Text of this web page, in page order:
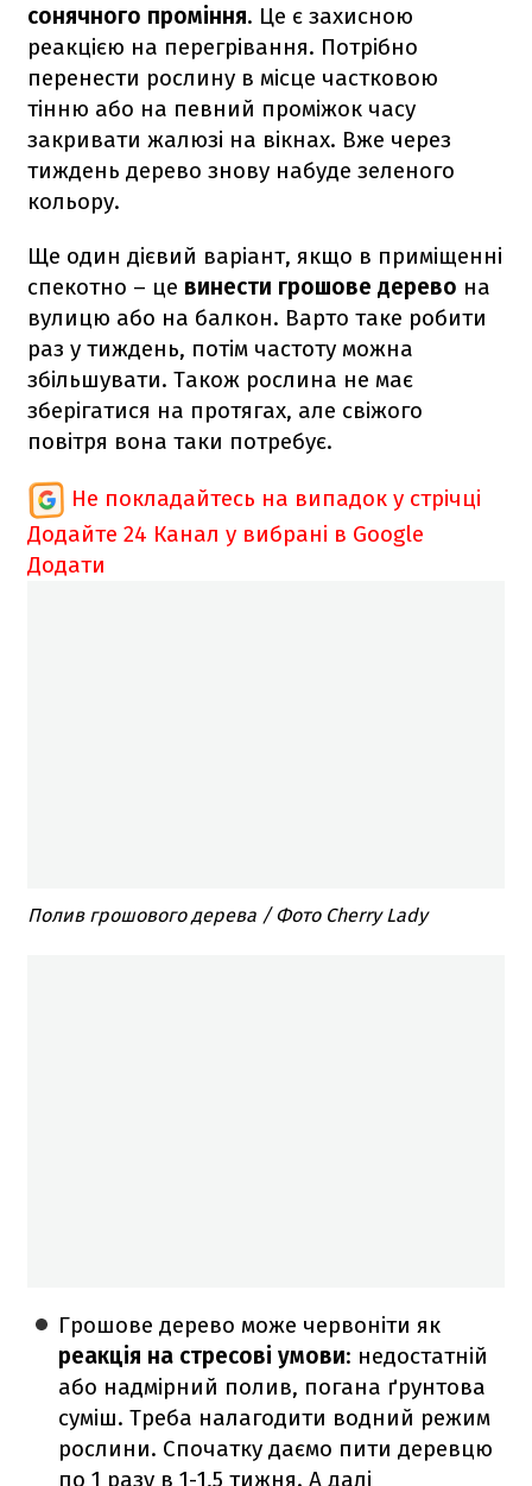
сонячного проміння. Це є захисною
реакцією на перегрівання. Потрібно
перенести рослину в місце частковою
тінню або на певний проміжок часу
закривати жалюзі на вікнах. Вже через
тиждень дерево знову набуде зеленого
кольору.
Ще один дієвий варіант, якщо в приміщенні
спекотно – це винести грошове дерево на
вулицю або на балкон. Варто таке робити
раз у тиждень, потім частоту можна
збільшувати. Також рослина не має
зберігатися на протягах, але свіжого
повітря вона таки потребує.
Не покладайтесь на випадок у стрічці
Додайте 24 Канал у вибрані в Google
Додати
Полив грошового дерева / Фото Cherry Lady
Грошове дерево може червоніти як
реакція на стресові умови: недостатній
або надмірний полив, погана ґрунтова
суміш. Треба налагодити водний режим
рослини. Спочатку даємо пити деревцю
по 1 разу в 1-1,5 тижня. А далі